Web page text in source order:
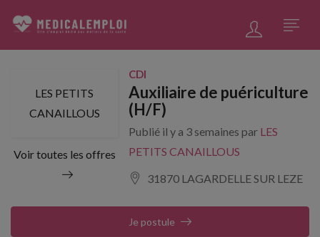
LES PETITS
CANAILLOUS
Voir toutes les offres
CDI
Auxiliaire de puériculture
(H/F)
Publié il y a 3 semaines par LES
PETITS CANAILLOUS
31870 LAGARDELLE SUR LEZE
Je postule